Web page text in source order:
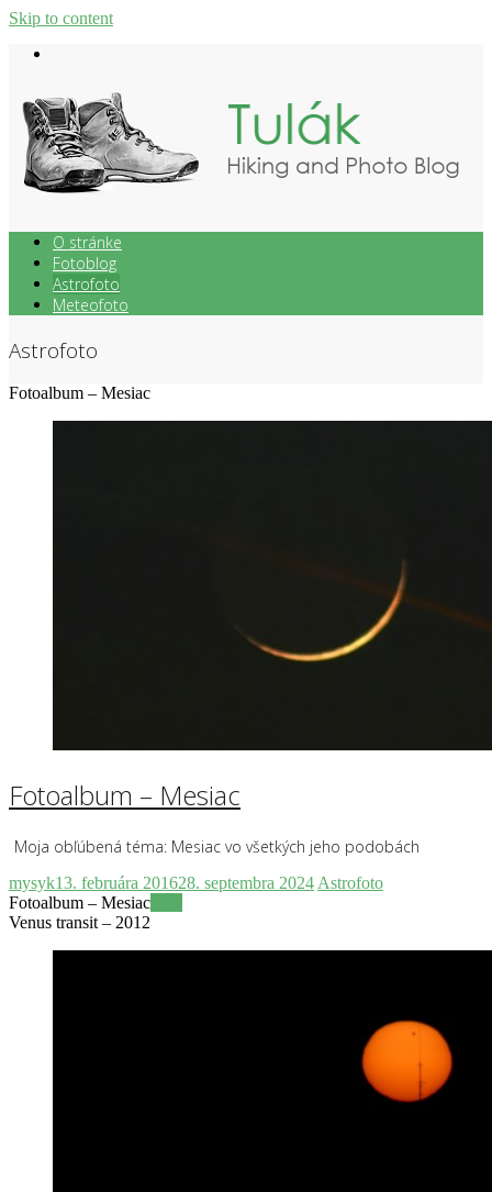
Skip to content
O stránke
Fotoblog
Astrofoto
Meteofoto
Astrofoto
Fotoalbum – Mesiac
Fotoalbum – Mesiac
Moja obľúbená téma: Mesiac vo všetkých jeho podobách
mysyk13. februára 201628. septembra 2024 Astrofoto
Fotoalbum – Mesiac
Venus transit – 2012